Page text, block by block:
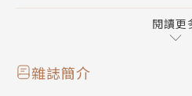
應用焦點｜物聯網軟體企業
應用焦點｜自動化技術驅動穀
市場動脈
閱讀更
雜誌簡介